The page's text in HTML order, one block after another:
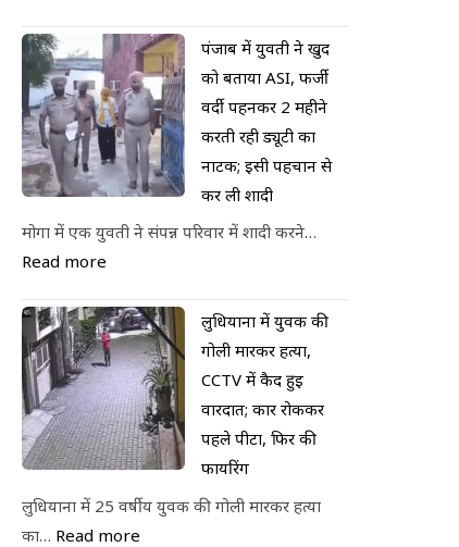
पंजाब में युवती ने खुद
को बताया ASI, फर्जी
वर्दी पहनकर 2 महीने
करती रही ड्यूटी का
नाटक; इसी पहचान से
कर ली शादी
मोगा में एक युवती ने संपन्न परिवार में शादी करने…
Read more
लुधियाना में युवक की
गोली मारकर हत्या,
CCTV में कैद हुई
वारदात; कार रोककर
पहले पीटा, फिर की
फायरिंग
लुधियाना में 25 वर्षीय युवक की गोली मारकर हत्या
का… Read more